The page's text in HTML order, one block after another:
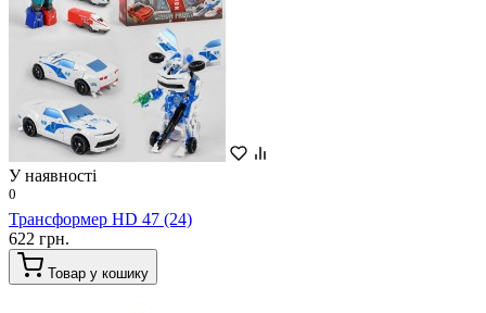
У наявності
0
Трансформер HD 47 (24)
622 грн.
Товар у кошику